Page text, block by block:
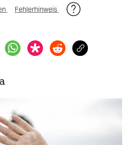
Fehlerhinweis